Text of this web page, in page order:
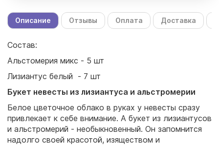
Описание Отзывы Оплата Доставка
Состав:
Альстомерия микс - 5 шт
Лизиантус белый - 7 шт
Букет невесты из лизиантуса и альстромерии
Белое цветочное облако в руках у невесты сразу
привлекает к себе внимание. А букет из лизиантусов
и альстромерий - необыкновенный. Он запомнится
надолго своей красотой, изяществом и